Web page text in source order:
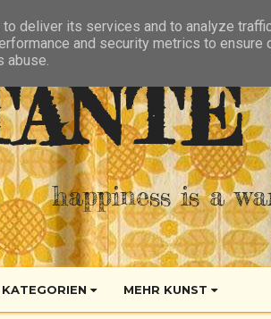
happiness is a
KATEGORIEN MEHR KUNST
deliver its services and to analyze
and security metrics to ensure
abuse.